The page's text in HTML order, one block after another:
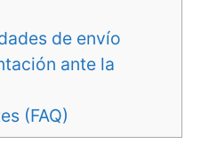
de envío
ante la
(FAQ)